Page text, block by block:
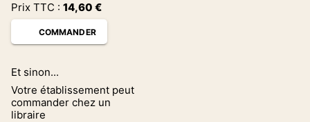
Prix TTC : 14,60 €
COMMANDER
Et sinon...
Votre établissement peut
commander chez un
libraire